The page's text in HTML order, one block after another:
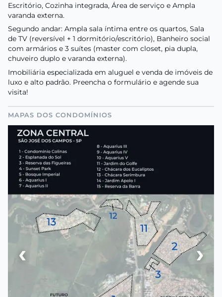
Escritório, Cozinha integrada, Área de serviço e Ampla
varanda externa.
Segundo andar: Ampla sala íntima entre os quartos, Sala
de TV (reversível + 1 dormitório/escritório), Banheiro social
com armários e 3 suítes (master com closet, pia dupla,
chuveiro duplo e varanda externa).
Imobiliária especializada em aluguel e venda de imóveis de
luxo e alto padrão. Preencha o formulário e agende sua
visita!
MAPAS DOS CONDOMÍNIOS
‹ ›